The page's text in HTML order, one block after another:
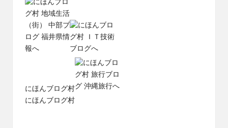
にほんブログ村
にほんブログ村